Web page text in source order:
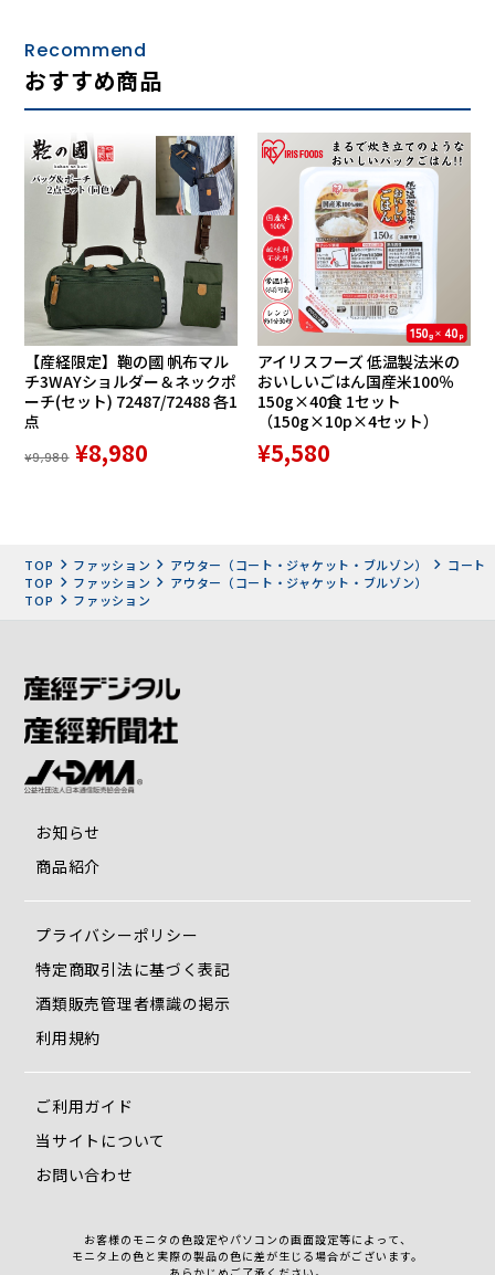
Recommend
おすすめ商品
【産経限定】鞄の國 帆布マル
チ3WAYショルダー＆ネックポ
ーチ(セット) 72487/72488 各1
点
¥9,980 ¥8,980
アイリスフーズ 低温製法米の
おいしいごはん国産米100％
150g×40食 1セット
（150g×10p×4セット）
¥5,580
TOP ファッション アウター（コート・ジャケット・ブルゾン）
コート
TOP
ファッション
アウター（コート・ジャケット・ブルゾン）
TOP
ファッション
お知らせ
商品紹介
プライバシーポリシー
特定商取引法に基づく表記
酒類販売管理者標識の掲示
利用規約
ご利用ガイド
当サイトについて
お問い合わせ
お客様のモニタの色設定やパソコンの画面設定等によって、
モニタ上の色と実際の製品の色に差が生じる場合がございます。